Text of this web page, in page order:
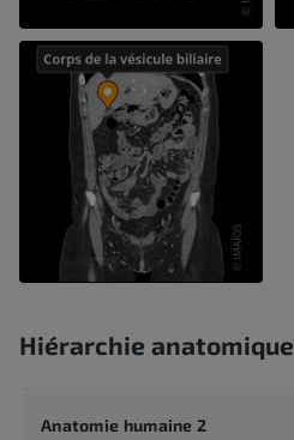
Hiérarchie anatomique
Anatomie humaine 2